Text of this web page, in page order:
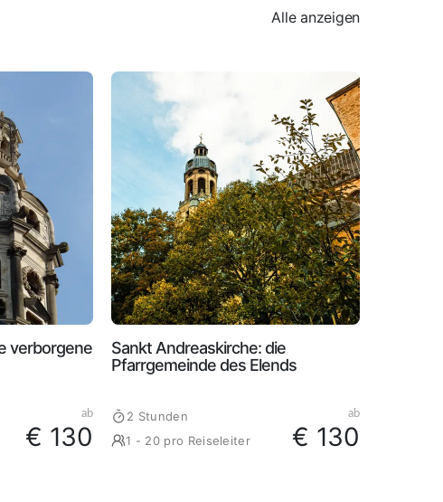
Alle anzeigen
verborgene
ab
€ 130
Sankt Andreaskirche: die
Pfarrgemeinde des Elends
2 Stunden
1 - 20 pro Reiseleiter
ab
€ 130